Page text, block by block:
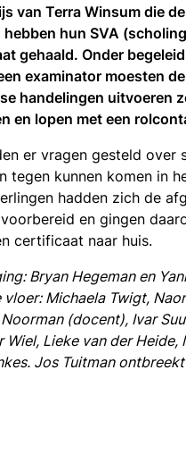
van Terra Winsum die
hun SVA
gehaald. Onder
examinator moesten de
handelingen uitvoeren
en lopen met een
er vragen gesteld over
tegen kunnen komen in
hadden zich de
en gingen
certificaat naar huis.
Bryan Hegeman en
vloer: Michaela Twigt,
(docent), Ivar
Wiel, Lieke van der Heide,
Jos Tuitman